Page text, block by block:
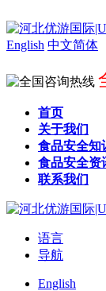
English 中文简体
首页
关于我们
食品安全知
食品安全资
联系我们
语言
导航
English